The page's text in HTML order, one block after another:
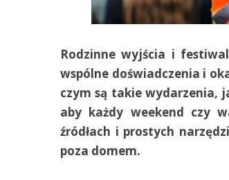
Rodzinne wyjścia i
wspólne doświadczenia i
czym są takie wydarzenia,
aby każdy weekend czy
źródłach i prostych
poza domem.